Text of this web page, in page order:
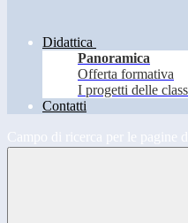
Didattica
Panoramica
Offerta formativa
I progetti delle
Contatti
Campo di ricerca per le pagine